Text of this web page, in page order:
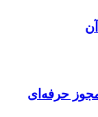
حرفه‌ای